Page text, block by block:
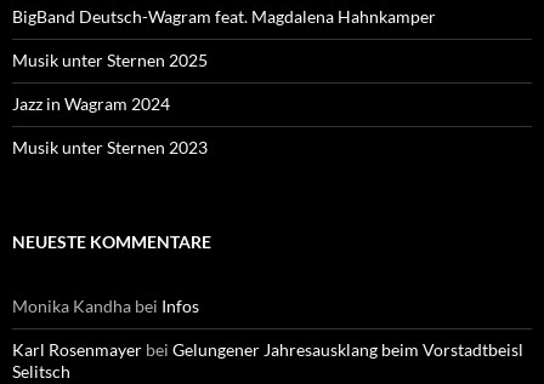
BigBand Deutsch-Wagram feat. Magdalena Hahnkamper
Musik unter Sternen 2025
Jazz in Wagram 2024
Musik unter Sternen 2023
NEUESTE KOMMENTARE
Monika Kandha bei Infos
Karl Rosenmayer bei Gelungener Jahresausklang beim Vorstadtbeisl
Selitsch